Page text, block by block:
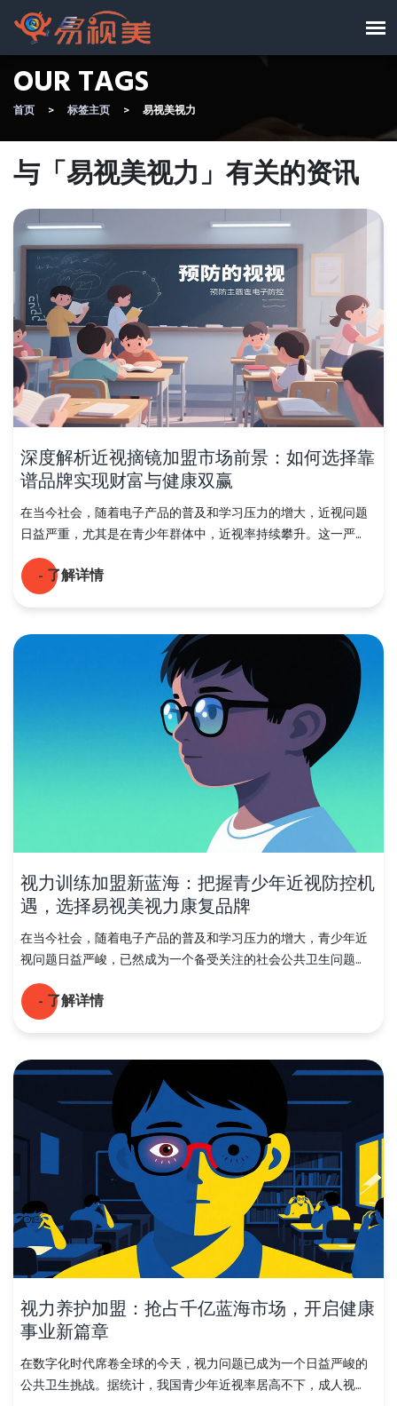
OUR TAGS
首页 标签主页 易视美视力
与「易视美视力」有关的资讯
深度解析近视摘镜加盟市场前景：如何选择靠
谱品牌实现财富与健康双赢
在当今社会，随着电子产品的普及和学习压力的增大，近视问题
日益严重，尤其是在青少年群体中，近视率持续攀升。这一严...
- 了解详情
视力训练加盟新蓝海：把握青少年近视防控机
遇，选择易视美视力康复品牌
在当今社会，随着电子产品的普及和学习压力的增大，青少年近
视问题日益严峻，已然成为一个备受关注的社会公共卫生问题...
- 了解详情
视力养护加盟：抢占千亿蓝海市场，开启健康
事业新篇章
在数字化时代席卷全球的今天，视力问题已成为一个日益严峻的
公共卫生挑战。据统计，我国青少年近视率居高不下，成人视...